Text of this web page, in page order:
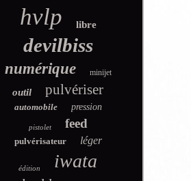
hvlp libre
devilbiss
numérique minijet
outil pulvériser
automobile pression
pistolet feed
pulvérisateur léger
édition iwata